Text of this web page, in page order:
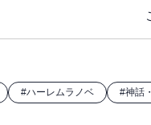
#ハーレムラノベ #神話